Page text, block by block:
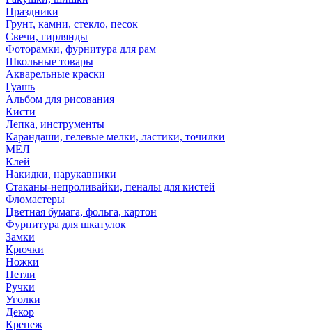
Праздники
Грунт, камни, стекло, песок
Свечи, гирлянды
Фоторамки, фурнитура для рам
Школьные товары
Акварельные краски
Гуашь
Альбом для рисования
Кисти
Лепка, инструменты
Карандаши, гелевые мелки, ластики, точилки
МЕЛ
Клей
Накидки, нарукавники
Стаканы-непроливайки, пеналы для кистей
Фломастеры
Цветная бумага, фольга, картон
Фурнитура для шкатулок
Замки
Крючки
Ножки
Петли
Ручки
Уголки
Декор
Крепеж